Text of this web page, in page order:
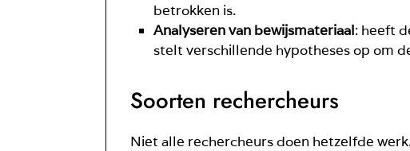
betrokken is.
Analyseren van bewijsmateriaal: heeft
stelt verschillende hypotheses op om
Soorten rechercheurs
Niet alle rechercheurs doen hetzelfde